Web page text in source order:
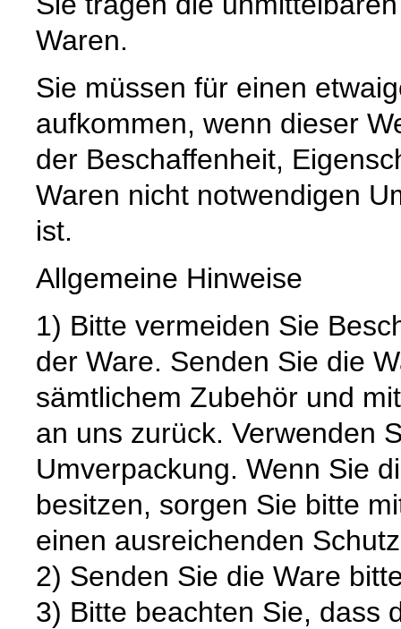
Waren.
Sie müssen für einen
aufkommen, wenn dieser
der Beschaffenheit,
Waren nicht notwendigen
ist.
Allgemeine Hinweise
1) Bitte vermeiden Sie
der Ware. Senden Sie die
sämtlichem Zubehör und
an uns zurück. Verwenden
Umverpackung. Wenn Sie
besitzen, sorgen Sie bitte
einen ausreichenden
2) Senden Sie die Ware
3) Bitte beachten Sie, dass